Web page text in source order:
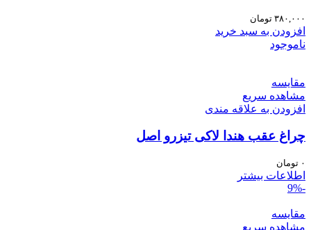
۳۸۰,۰۰۰ تومان
افزودن به سبد خرید
ناموجود
مقایسه
مشاهده سریع
افزودن به علاقه مندی
چراغ عقب هندا لاکی تیزرو اصل
۰ تومان
اطلاعات بیشتر
-9%
مقایسه
مشاهده سریع